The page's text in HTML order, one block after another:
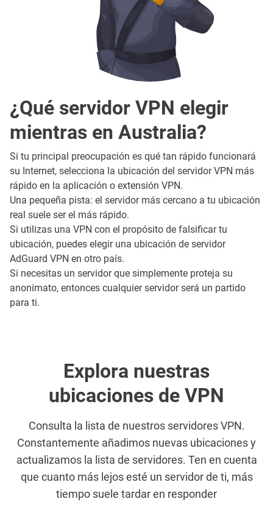
¿Qué servidor VPN elegir
mientras en Australia?
Si tu principal preocupación es qué tan rápido funcionará
su Internet, selecciona la ubicación del servidor VPN más
rápido en la aplicación o extensión VPN.
Una pequeña pista: el servidor más cercano a tu ubicación
real suele ser el más rápido.
Si utilizas una VPN con el propósito de falsificar tu
ubicación, puedes elegir una ubicación de servidor
AdGuard VPN en otro país.
Si necesitas un servidor que simplemente proteja su
anonimato, entonces cualquier servidor será un partido
para ti.
Explora nuestras
ubicaciones de VPN
Consulta la lista de nuestros servidores VPN.
Constantemente añadimos nuevas ubicaciones y
actualizamos la lista de servidores. Ten en cuenta
que cuanto más lejos esté un servidor de ti, más
tiempo suele tardar en responder